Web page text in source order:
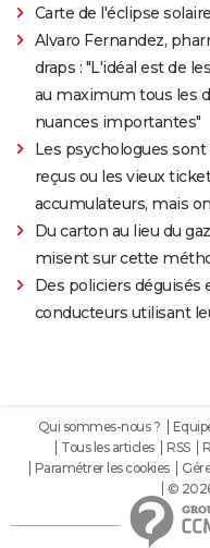
Carte de l'éclipse
Alvaro Fernandez,
draps : "L'idéal est de
au maximum tous les
nuances importantes"
Les psychologues
reçus ou les vieux
accumulateurs, mais
Du carton au lieu du
misent sur cette
Des policiers déguisés
conducteurs utilisant
Qui sommes-nous ?
Tous les articles
RSS
Paramétrer les cookies
©